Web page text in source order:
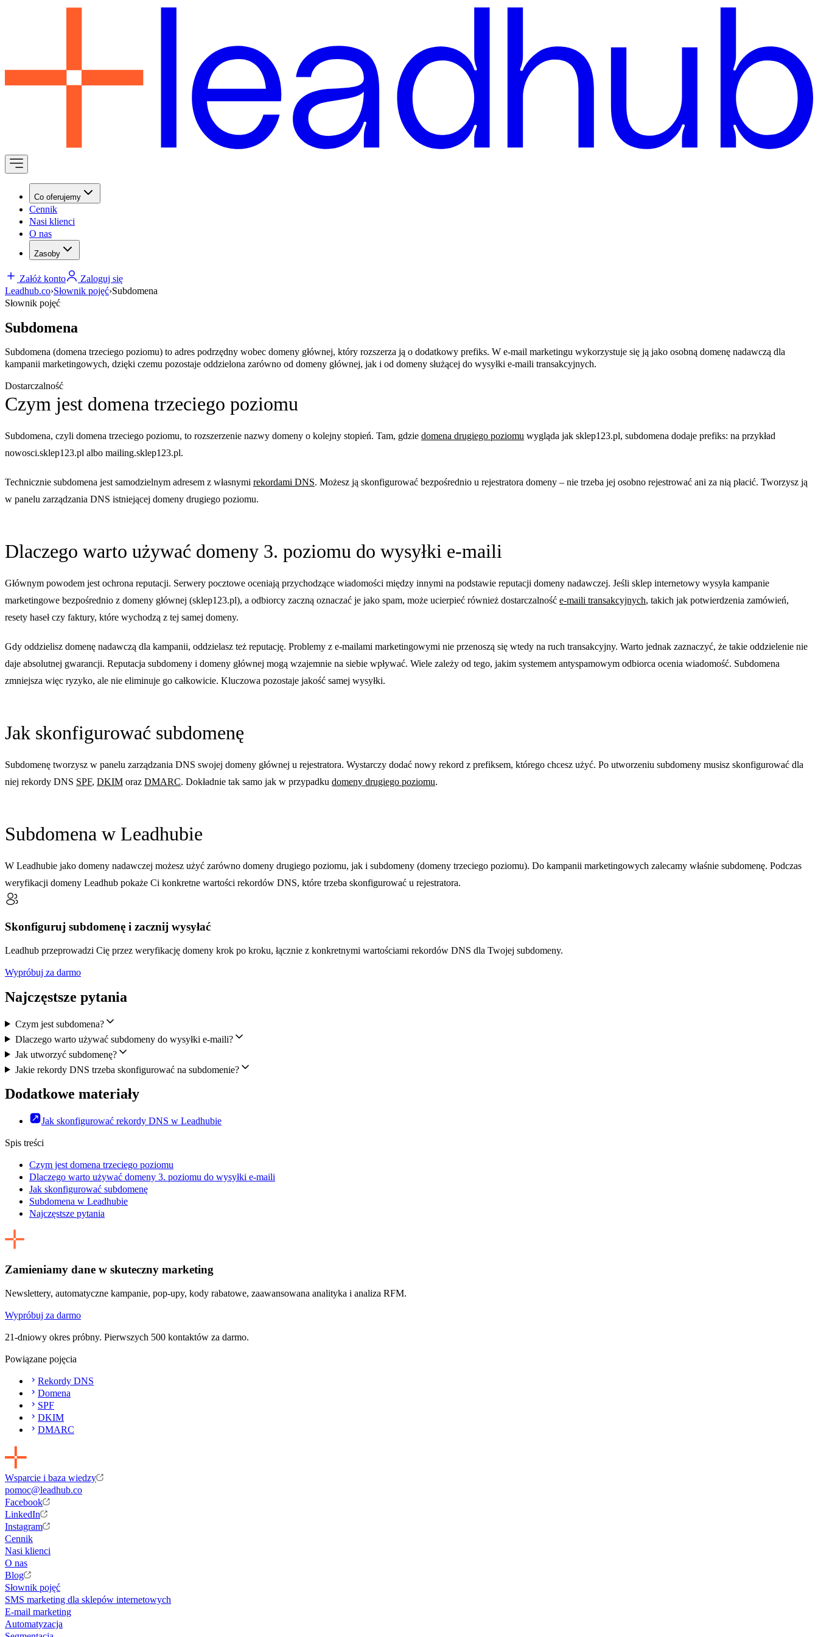
Co oferujemy
Cennik
Nasi klienci
O nas
Zasoby
Załóż konto
Zaloguj się
Leadhub.co›Słownik pojęć›Subdomena
Słownik pojęć
Subdomena
Subdomena (domena trzeciego poziomu) to adres podrzędny wobec domeny głównej, który rozszerza ją o dodatkowy prefiks. W e-mail marketingu wykorzystuje się ją jako osobną domenę nadawczą dla
kampanii marketingowych, dzięki czemu pozostaje oddzielona zarówno od domeny głównej, jak i od domeny służącej do wysyłki e-maili transakcyjnych.
Dostarczalność
Czym jest domena trzeciego poziomu
Subdomena, czyli domena trzeciego poziomu, to rozszerzenie nazwy domeny o kolejny stopień. Tam, gdzie domena drugiego poziomu wygląda jak sklep123.pl, subdomena dodaje prefiks: na przykład
nowosci.sklep123.pl albo mailing.sklep123.pl.
Technicznie subdomena jest samodzielnym adresem z własnymi rekordami DNS. Możesz ją skonfigurować bezpośrednio u rejestratora domeny – nie trzeba jej osobno rejestrować ani za nią płacić. Tworzysz ją
w panelu zarządzania DNS istniejącej domeny drugiego poziomu.
Dlaczego warto używać domeny 3. poziomu do wysyłki e-maili
Głównym powodem jest ochrona reputacji. Serwery pocztowe oceniają przychodzące wiadomości między innymi na podstawie reputacji domeny nadawczej. Jeśli sklep internetowy wysyła kampanie
marketingowe bezpośrednio z domeny głównej (sklep123.pl), a odbiorcy zaczną oznaczać je jako spam, może ucierpieć również dostarczalność e-maili transakcyjnych, takich jak potwierdzenia zamówień,
resety haseł czy faktury, które wychodzą z tej samej domeny.
Gdy oddzielisz domenę nadawczą dla kampanii, oddzielasz też reputację. Problemy z e-mailami marketingowymi nie przenoszą się wtedy na ruch transakcyjny. Warto jednak zaznaczyć, że takie oddzielenie nie
daje absolutnej gwarancji. Reputacja subdomeny i domeny głównej mogą wzajemnie na siebie wpływać. Wiele zależy od tego, jakim systemem antyspamowym odbiorca ocenia wiadomość. Subdomena
zmniejsza więc ryzyko, ale nie eliminuje go całkowicie. Kluczowa pozostaje jakość samej wysyłki.
Jak skonfigurować subdomenę
Subdomenę tworzysz w panelu zarządzania DNS swojej domeny głównej u rejestratora. Wystarczy dodać nowy rekord z prefiksem, którego chcesz użyć. Po utworzeniu subdomeny musisz skonfigurować dla
niej rekordy DNS SPF, DKIM oraz DMARC. Dokładnie tak samo jak w przypadku domeny drugiego poziomu.
Subdomena w Leadhubie
W Leadhubie jako domeny nadawczej możesz użyć zarówno domeny drugiego poziomu, jak i subdomeny (domeny trzeciego poziomu). Do kampanii marketingowych zalecamy właśnie subdomenę. Podczas
weryfikacji domeny Leadhub pokaże Ci konkretne wartości rekordów DNS, które trzeba skonfigurować u rejestratora.
Skonfiguruj subdomenę i zacznij wysyłać
Leadhub przeprowadzi Cię przez weryfikację domeny krok po kroku, łącznie z konkretnymi wartościami rekordów DNS dla Twojej subdomeny.
Wypróbuj za darmo
Najczęstsze pytania
Czym jest subdomena?
Dlaczego warto używać subdomeny do wysyłki e-maili?
Jak utworzyć subdomenę?
Jakie rekordy DNS trzeba skonfigurować na subdomenie?
Dodatkowe materiały
Jak skonfigurować rekordy DNS w Leadhubie
Spis treści
Czym jest domena trzeciego poziomu
Dlaczego warto używać domeny 3. poziomu do wysyłki e-maili
Jak skonfigurować subdomenę
Subdomena w Leadhubie
Najczęstsze pytania
Zamieniamy dane w skuteczny marketing
Newslettery, automatyczne kampanie, pop-upy, kody rabatowe, zaawansowana analityka i analiza RFM.
Wypróbuj za darmo
21-dniowy okres próbny. Pierwszych 500 kontaktów za darmo.
Powiązane pojęcia
Rekordy DNS
Domena
SPF
DKIM
DMARC
Wsparcie i baza wiedzy
pomoc@leadhub.co
Facebook
LinkedIn
Instagram
Cennik
Nasi klienci
O nas
Blog
Słownik pojęć
SMS marketing dla sklepów internetowych
E-mail marketing
Automatyzacja